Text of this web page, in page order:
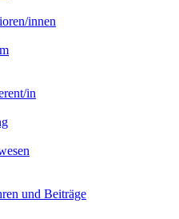
innen
in
und Beiträge